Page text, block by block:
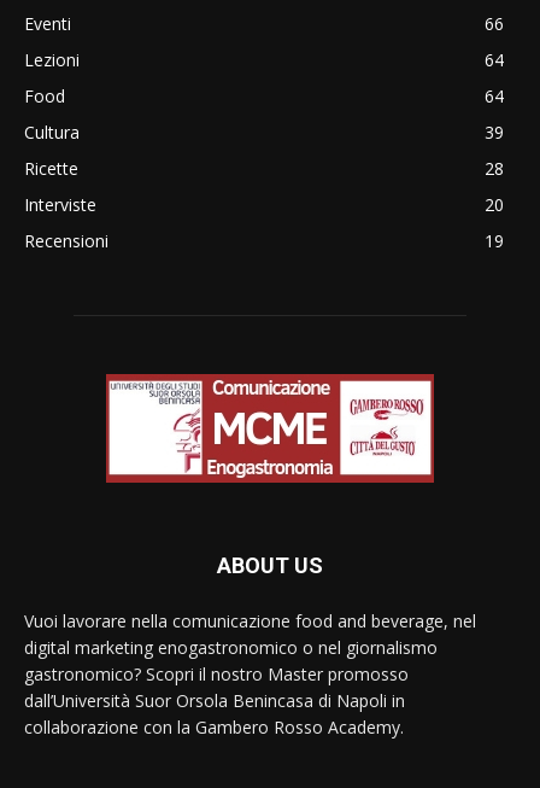
Eventi
66
Lezioni
64
Food
64
Cultura
39
Ricette
28
Interviste
20
Recensioni
19
ABOUT US
Vuoi lavorare nella comunicazione food and beverage, nel
digital marketing enogastronomico o nel giornalismo
gastronomico? Scopri il nostro Master promosso
dall’Università Suor Orsola Benincasa di Napoli in
collaborazione con la Gambero Rosso Academy.